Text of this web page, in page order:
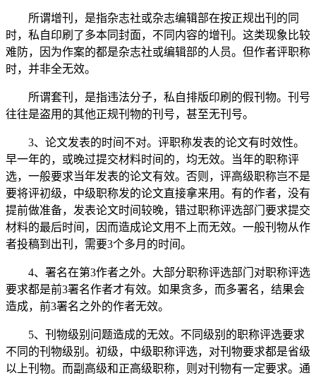
所谓增刊，是指杂志社或杂志编辑部在按正规出刊的同
时，私自印刷了多本同封面，不同内容的增刊。这类现象比较
难防，因为作案的都是杂志社或编辑部的人员。但作者评职称
时，并非全无效。
所谓套刊，是指违法分子，私自排版印刷的假刊物。刊号
往往是盗用的其他正规刊物的刊号，甚至无刊号。
3、 论文发表的时间不对。评职称发表的论文有时效性。
早一年的，或晚过提交材料时间的，均无效。当年的职称评
选，一般要求当年发表的论文有效。否则，评高级职称岂不是
要将评初级，中级职称发的论文直接拿来用。有的作者，没有
提前做准备，发表论文时间较晚，错过职称评选部门要求提交
材料的最后时间，因而造成论文用不上而无效。一般刊物从作
者投稿到出刊，需要3个多月的时间。
4、 署名在第3作者之外。大部分职称评选部门对职称评选
要求都是前3署名作者才有效。如果贪多，而多署名，结果会
造成，前3署名之外的作者无效。
5、 刊物级别问题造成的无效。不同级别的职称评选要求
不同的刊物级别。初级，中级职称评选，对刊物要求都是省级
以上刊物。而副高级和正高级职称，则对刊物有一定要求。通